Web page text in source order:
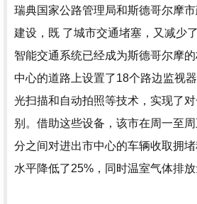
瑞典国家公路管理局和斯德哥尔摩
建设，既 了城市交通堵塞，又减少
智能交通系统已经成为斯德哥尔摩
中心的道路上设置了18个路边监视
光扫描和自动拍照等技术，实现了
别。借助这些设备，该市在周一至
分之间对进出市中心的车辆收取拥
水平降低了25%，同时温室气体排放